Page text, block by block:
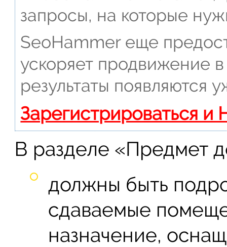
запросы, на которые
SeoHammer еще
ускоряет продвижение
результаты появляются
Зарегистрироваться и
В разделе «Предмет
должны быть
сдаваемые
назначение,